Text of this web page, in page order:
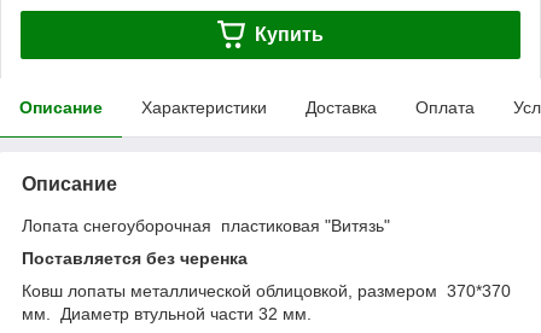
Купить
Описание Характеристики Доставка Оплата
Описание
Лопата снегоуборочная пластиковая "Витязь"
Поставляется без черенка
Ковш лопаты металлической облицовкой, размером 370*370
мм. Диаметр втульной части 32 мм.